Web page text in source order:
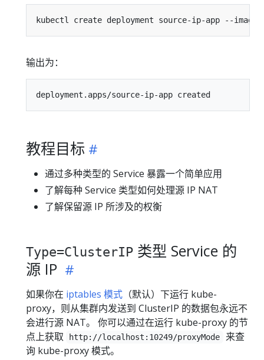
kubectl create deployment source-ip-app --image
输出为：
教程目标
通过多种类型的 Service 暴露一个简单应用
了解每种 Service 类型如何处理源 IP NAT
了解保留源 IP 所涉及的权衡
Type=ClusterIP 类型 Service 的
源 IP
如果你在 iptables 模式 （默认）下运行 kube-
proxy，则从集群内发送到 ClusterIP 的数据包永远不
会进行源 NAT。 你可以通过在运行 kube-proxy 的节
点上获取
http://localhost:10249/proxyMode
来查
询 kube-proxy 模式。